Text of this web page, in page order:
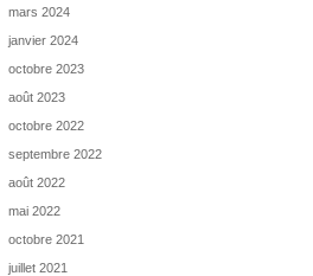
mars 2024
janvier 2024
octobre 2023
août 2023
octobre 2022
septembre 2022
août 2022
mai 2022
octobre 2021
juillet 2021